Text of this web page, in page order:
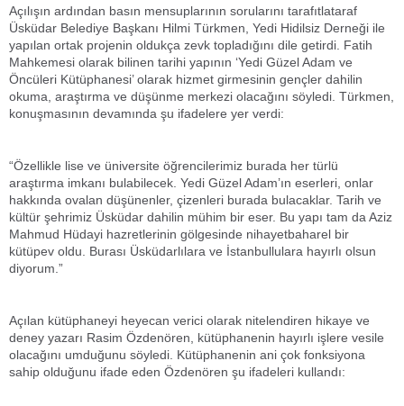
Açılışın ardından basın mensuplarının sorularını tarafıtlataraf
Üsküdar Belediye Başkanı Hilmi Türkmen, Yedi Hidilsiz Derneği ile
yapılan ortak projenin oldukça zevk topladığını dile getirdi. Fatih
Mahkemesi olarak bilinen tarihi yapının ‘Yedi Güzel Adam ve
Öncüleri Kütüphanesi’ olarak hizmet girmesinin gençler dahilin
okuma, araştırma ve düşünme merkezi olacağını söyledi. Türkmen,
konuşmasının devamında şu ifadelere yer verdi:
“Özellikle lise ve üniversite öğrencilerimiz burada her türlü
araştırma imkanı bulabilecek. Yedi Güzel Adam’ın eserleri, onlar
hakkında ovalan düşünenler, çizenleri burada bulacaklar. Tarih ve
kültür şehrimiz Üsküdar dahilin mühim bir eser. Bu yapı tam da Aziz
Mahmud Hüdayi hazretlerinin gölgesinde nihayetbaharel bir
kütüpev oldu. Burası Üsküdarlılara ve İstanbullulara hayırlı olsun
diyorum.”
Açılan kütüphaneyi heyecan verici olarak nitelendiren hikaye ve
deney yazarı Rasim Özdenören, kütüphanenin hayırlı işlere vesile
olacağını umduğunu söyledi. Kütüphanenin ani çok fonksiyona
sahip olduğunu ifade eden Özdenören şu ifadeleri kullandı: